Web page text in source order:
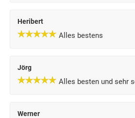
Heribert
Alles bestens
Jörg
Alles besten und sehr
Werner